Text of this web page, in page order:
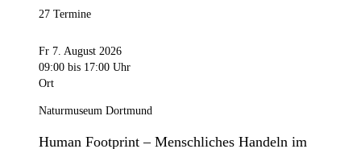
27 Termine
Fr 7. August 2026
09:00 bis 17:00 Uhr
Ort
Naturmuseum Dortmund
Human Footprint – Menschliches Handeln im